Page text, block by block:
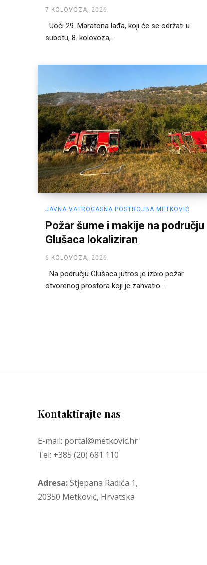
7 KOLOVOZA, 2026
Uoči 29. Maratona lađa, koji će se održati u
subotu, 8. kolovoza,...
JAVNA VATROGASNA POSTROJBA METKOVIĆ
Požar šume i makije na području
Glušaca lokaliziran
6 KOLOVOZA, 2026
Na području Glušaca jutros je izbio požar
otvorenog prostora koji je zahvatio...
Kontaktirajte nas
E-mail: portal@metkovic.hr
Tel: +385 (20) 681 110
Adresa:Stjepana Radića 1,
20350 Metković, Hrvatska